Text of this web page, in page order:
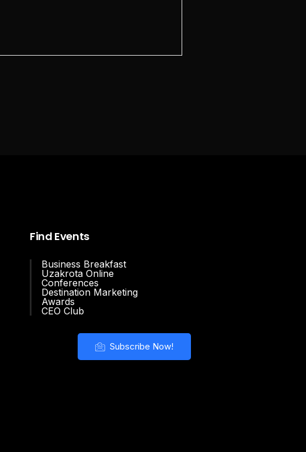
Find Events
Business Breakfast
Uzakrota Online
Conferences
Destination Marketing
Awards
CEO Club
Subscribe Now!